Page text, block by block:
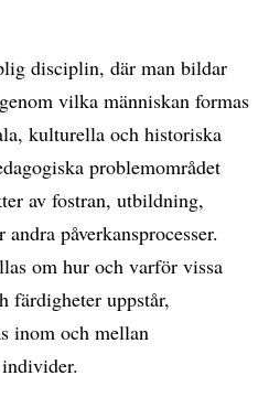
disciplin, där man bildar
vilka människan formas
kulturella och historiska
problemområdet
av fostran, utbildning,
påverkansprocesser.
om hur och varför vissa
färdigheter uppstår,
inom och mellan